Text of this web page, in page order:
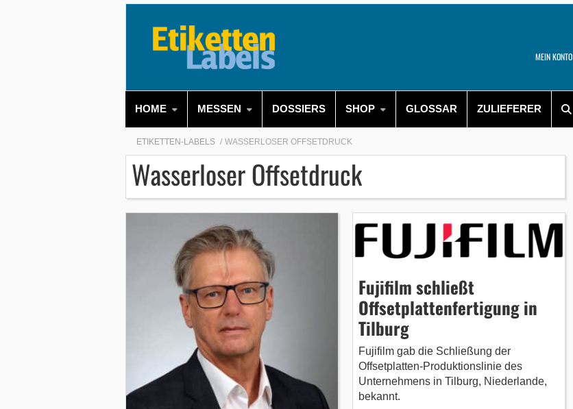
MEIN KONTO
HOME MESSEN DOSSIERS SHOP GLOSSAR ZULIEFERER
ETIKETTEN-LABELS WASSERLOSER OFFSETDRUCK
Wasserloser Offsetdruck
Fujifilm schließt
Offsetplattenfertigung in
Tilburg
Fujifilm gab die Schließung der
Offsetplatten-Produktionslinie des
Unternehmens in Tilburg, Niederlande,
bekannt.